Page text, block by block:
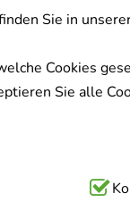
Sie in
Cookies
Sie alle
es sich um